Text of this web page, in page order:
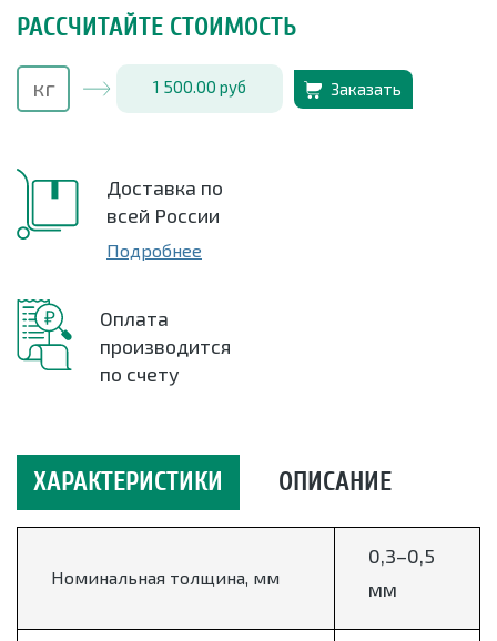
РАССЧИТАЙТЕ СТОИМОСТЬ
1 500.00 руб Заказать
Доставка по
всей России
Подробнее
Оплата
производится
по счету
ХАРАКТЕРИСТИКИ ОПИСАНИЕ
Номинальная толщина, мм
0,3–0,5
мм